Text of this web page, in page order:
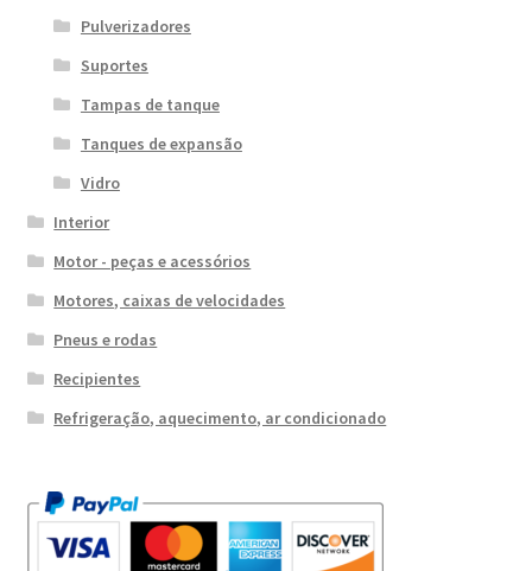
Pulverizadores
Suportes
Tampas de tanque
Tanques de expansão
Vidro
Interior
Motor - peças e acessórios
Motores, caixas de velocidades
Pneus e rodas
Recipientes
Refrigeração, aquecimento, ar condicionado